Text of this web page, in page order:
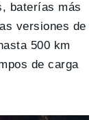
baterías más
versiones de
500 km
de carga